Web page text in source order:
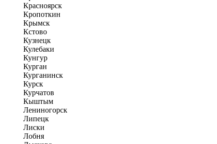
Красноярск
Кропоткин
Крымск
Кстово
Кузнецк
Кулебаки
Кунгур
Курган
Курганинск
Курск
Курчатов
Кыштым
Лениногорск
Липецк
Лиски
Лобня